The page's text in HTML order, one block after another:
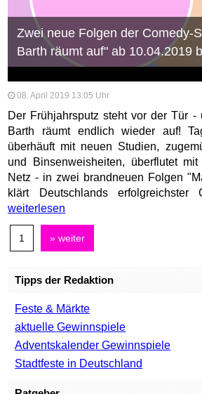
Zwei neue Folgen der Comedy-
Barth räumt auf" ab 10.04.2019
08. April 2019 13:05 Uhr
Der Frühjahrsputz steht vor der Tür
Barth räumt endlich wieder auf!
überhäuft mit neuen Studien,
und Binsenweisheiten, überflutet
Netz - in zwei brandneuen Folgen
klärt Deutschlands erfolgreichster
weiterlesen
1 » weiter
Tipps der Redaktion
Feste & Märkte
aktuelle Gewinnspiele
Adventskalender Gewinnspiele
Stadtfeste in Deutschland